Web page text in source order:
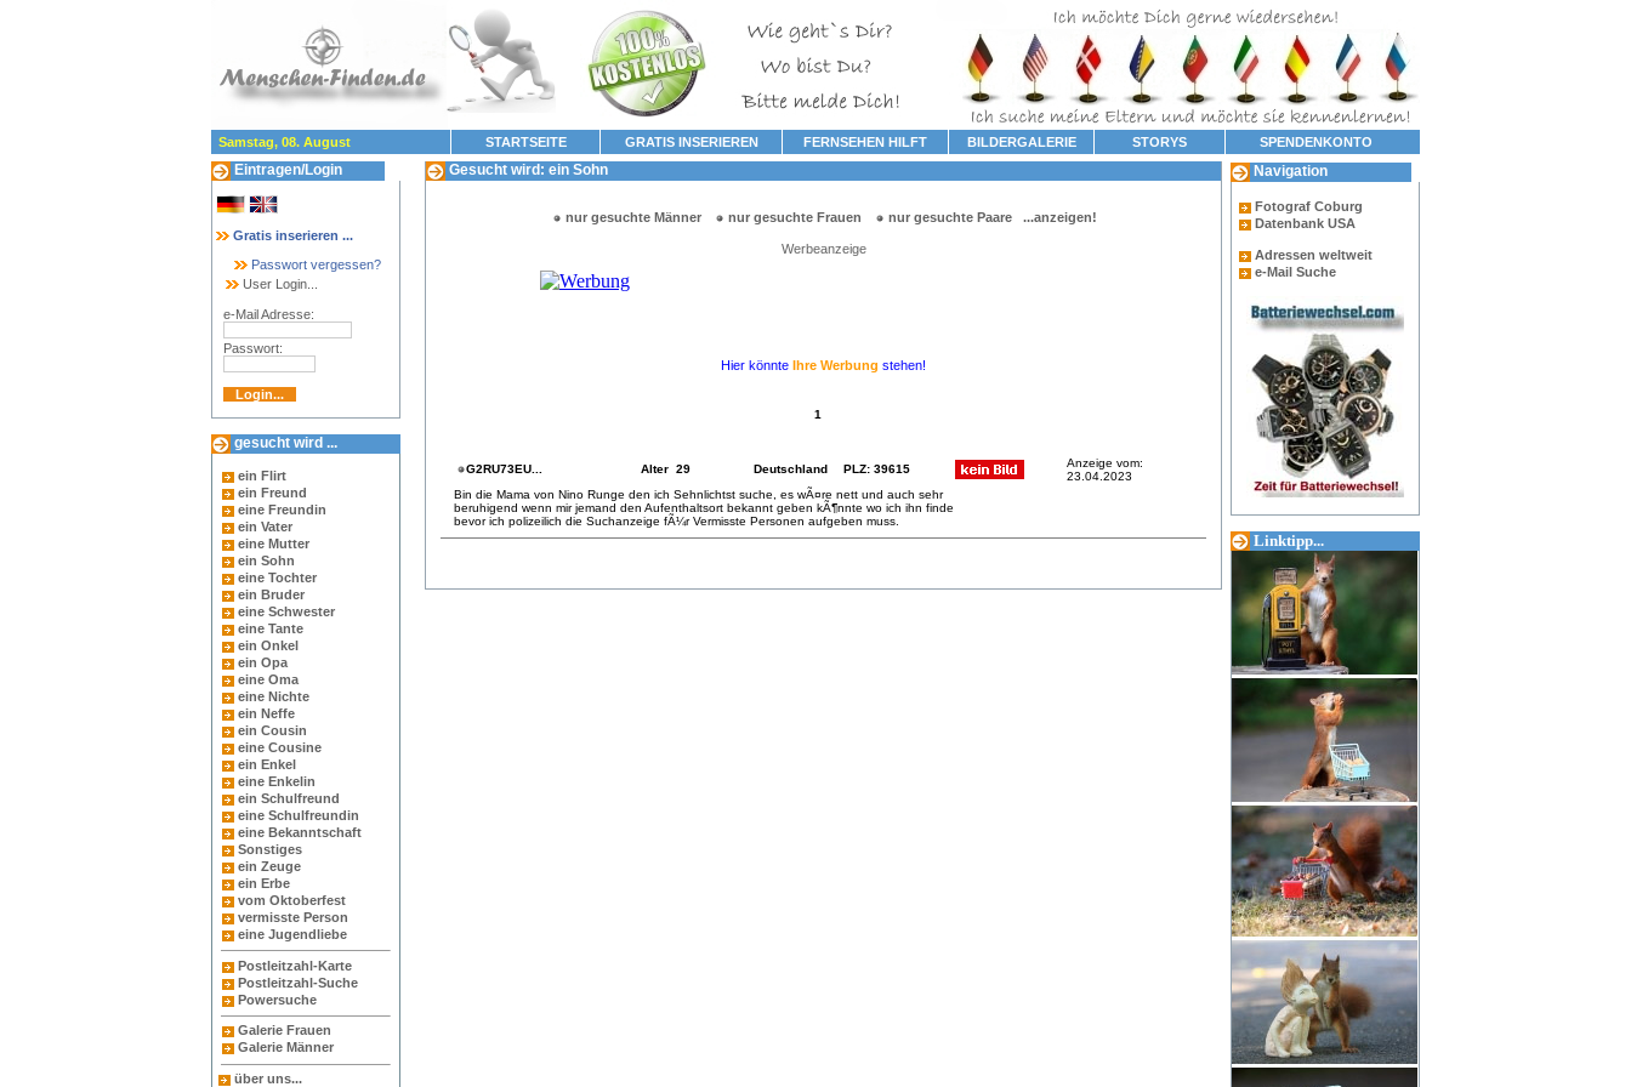
Samstag, 08. August STARTSEITE GRATIS INSERIEREN FERNSEHEN HILFT BILDERGALERIE STORYS SPENDENKONTO
Eintragen/Login
Gratis inserieren ...
Passwort vergessen?
User Login...
e-Mail Adresse:
Passwort:
gesucht wird ...
ein Flirt
ein Freund
eine Freundin
ein Vater
eine Mutter
ein Sohn
eine Tochter
ein Bruder
eine Schwester
eine Tante
ein Onkel
ein Opa
eine Oma
eine Nichte
ein Neffe
ein Cousin
eine Cousine
ein Enkel
eine Enkelin
ein Schulfreund
eine Schulfreundin
eine Bekanntschaft
Sonstiges
ein Zeuge
ein Erbe
vom Oktoberfest
vermisste Person
eine Jugendliebe
Postleitzahl-Karte
Postleitzahl-Suche
Powersuche
Galerie Frauen
Galerie Männer
über uns...
Gesucht wird: ein Sohn
nur gesuchte Männer nur gesuchte Frauen nur gesuchte Paare ...anzeigen!
Werbeanzeige
Hier könnte Ihre Werbung stehen!
1
G2RU73EU... Alter 29 Deutschland PLZ: 39615
Anzeige vom:
23.04.2023
Bin die Mama von Nino Runge den ich Sehnlichtst suche, es wÃ¤re nett und auch sehr
beruhigend wenn mir jemand den Aufenthaltsort bekannt geben kÃ¶nnte wo ich ihn finde
bevor ich polizeilich die Suchanzeige fÃ¼r Vermisste Personen aufgeben muss.
Navigation
Fotograf Coburg
Datenbank USA
Adressen weltweit
e-Mail Suche
Linktipp...